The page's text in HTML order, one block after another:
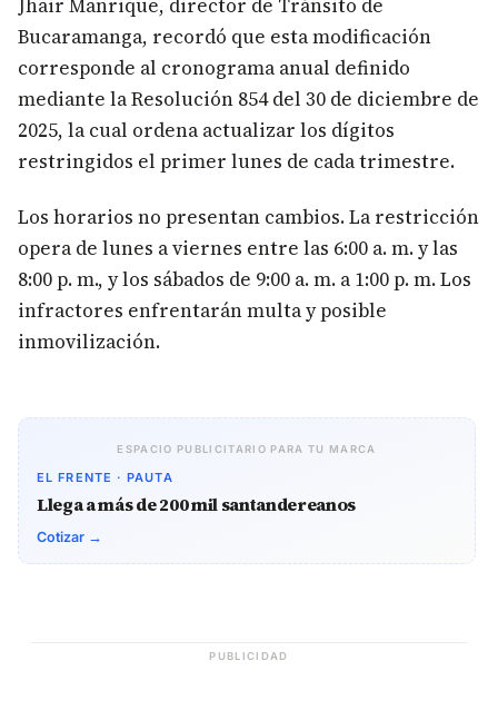
Jhair Manrique, director de Tránsito de
Bucaramanga, recordó que esta modificación
corresponde al cronograma anual definido
mediante la Resolución 854 del 30 de diciembre de
2025, la cual ordena actualizar los dígitos
restringidos el primer lunes de cada trimestre.
Los horarios no presentan cambios. La restricción
opera de lunes a viernes entre las 6:00 a. m. y las
8:00 p. m., y los sábados de 9:00 a. m. a 1:00 p. m. Los
infractores enfrentarán multa y posible
inmovilización.
ESPACIO PUBLICITARIO PARA TU MARCA
EL FRENTE · PAUTA
Llega a más de 200 mil santandereanos
Cotizar →
PUBLICIDAD